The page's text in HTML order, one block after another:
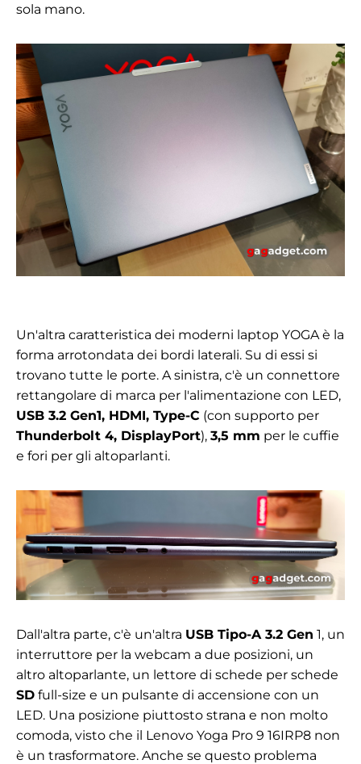
sola mano.
Un'altra caratteristica dei moderni laptop YOGA è la
forma arrotondata dei bordi laterali. Su di essi si
trovano tutte le porte. A sinistra, c'è un connettore
rettangolare di marca per l'alimentazione con LED,
USB 3.2 Gen1, HDMI, Type-C (con supporto per
Thunderbolt 4, DisplayPort), 3,5 mm per le cuffie
e fori per gli altoparlanti.
Dall'altra parte, c'è un'altra USB Tipo-A 3.2 Gen 1, un
interruttore per la webcam a due posizioni, un
altro altoparlante, un lettore di schede per schede
SD full-size e un pulsante di accensione con un
LED. Una posizione piuttosto strana e non molto
comoda, visto che il Lenovo Yoga Pro 9 16IRP8 non
è un trasformatore. Anche se questo problema